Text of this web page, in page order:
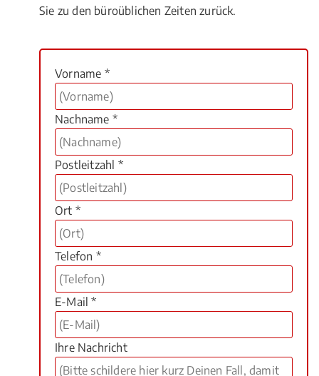
Sie zu den büroüblichen Zeiten zurück.
Vorname *
Nachname *
Postleitzahl *
Ort *
Telefon *
E-Mail *
Ihre Nachricht